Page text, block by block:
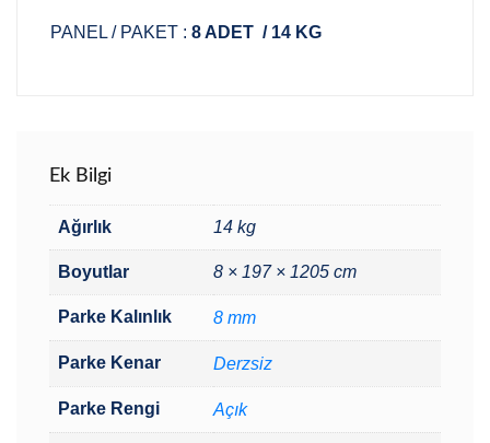
PANEL / PAKET : 8 ADET / 14 KG
Ek Bilgi
Ağırlık 14 kg
Boyutlar 8 × 197 × 1205 cm
Parke Kalınlık 8 mm
Parke Kenar Derzsiz
Parke Rengi Açık